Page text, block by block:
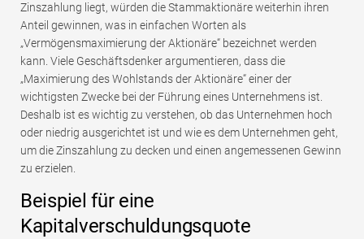
Zinszahlung liegt, würden die Stammaktionäre weiterhin ihren
Anteil gewinnen, was in einfachen Worten als
„Vermögensmaximierung der Aktionäre“ bezeichnet werden
kann. Viele Geschäftsdenker argumentieren, dass die
„Maximierung des Wohlstands der Aktionäre“ einer der
wichtigsten Zwecke bei der Führung eines Unternehmens ist.
Deshalb ist es wichtig zu verstehen, ob das Unternehmen hoch
oder niedrig ausgerichtet ist und wie es dem Unternehmen geht,
um die Zinszahlung zu decken und einen angemessenen Gewinn
zu erzielen.
Beispiel für eine
Kapitalverschuldungsquote